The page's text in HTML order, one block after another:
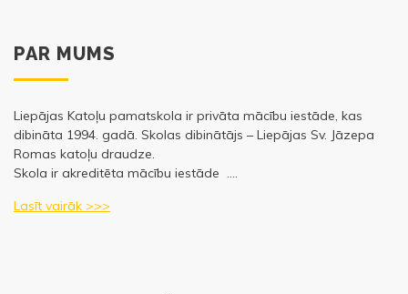
PAR MUMS
Liepājas Katoļu pamatskola ir privāta mācību iestāde, kas
dibināta 1994. gadā. Skolas dibinātājs – Liepājas Sv. Jāzepa
Romas katoļu draudze.
Skola ir akreditēta mācību iestāde ….
Lasīt vairāk >>>